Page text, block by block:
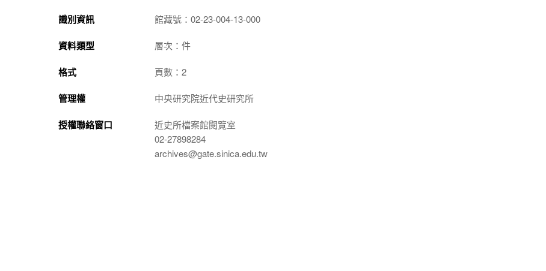
識別資訊 館藏號：02-23-004-13-000
資料類型 層次：件
格式 頁數：2
管理權 中央研究院近代史研究所
授權聯絡窗口
近史所檔案館閱覽室
02-27898284
archives@gate.sinica.edu.tw